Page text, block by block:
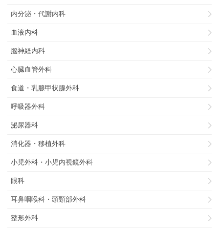
内分泌・代謝内科
血液内科
脳神経内科
心臓血管外科
食道・乳腺甲状腺外科
呼吸器外科
泌尿器科
消化器・移植外科
小児外科・小児内視鏡外科
眼科
耳鼻咽喉科・頭頸部外科
整形外科